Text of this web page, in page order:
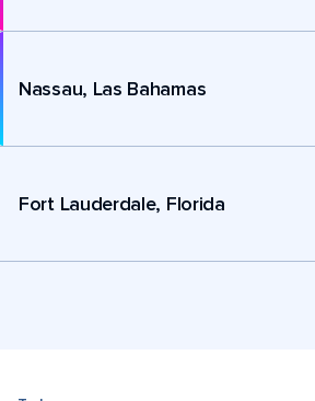
Nassau, Las Bahamas
Fort Lauderdale, Florida